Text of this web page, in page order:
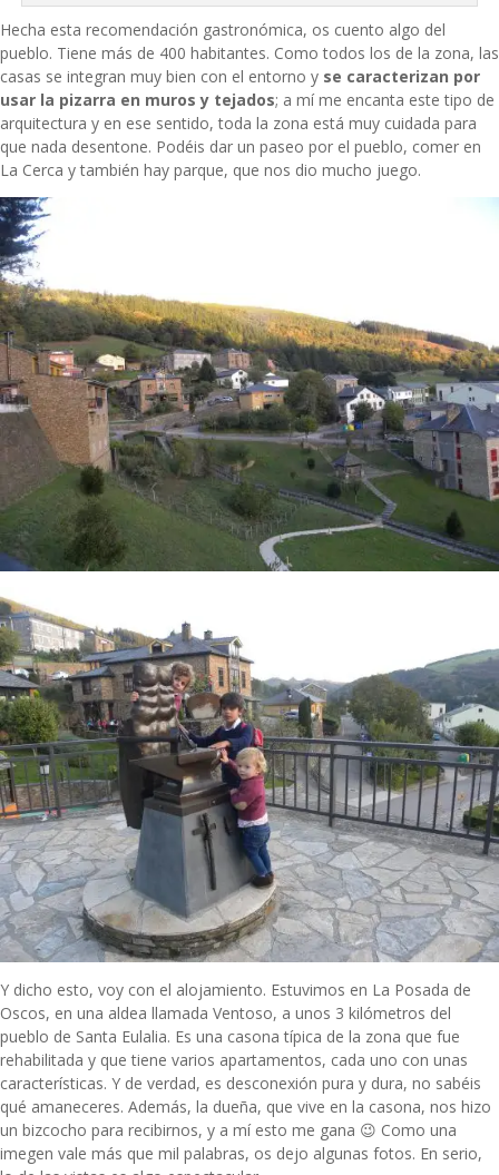
Hecha esta recomendación gastronómica, os cuento algo del
pueblo. Tiene más de 400 habitantes. Como todos los de la zona, las
casas se integran muy bien con el entorno y se caracterizan por
usar la pizarra en muros y tejados; a mí me encanta este tipo de
arquitectura y en ese sentido, toda la zona está muy cuidada para
que nada desentone. Podéis dar un paseo por el pueblo, comer en
La Cerca y también hay parque, que nos dio mucho juego.
Y dicho esto, voy con el alojamiento. Estuvimos en La Posada de
Oscos, en una aldea llamada Ventoso, a unos 3 kilómetros del
pueblo de Santa Eulalia. Es una casona típica de la zona que fue
rehabilitada y que tiene varios apartamentos, cada uno con unas
características. Y de verdad, es desconexión pura y dura, no sabéis
qué amaneceres. Además, la dueña, que vive en la casona, nos hizo
un bizcocho para recibirnos, y a mí esto me gana 😉 Como una
imegen vale más que mil palabras, os dejo algunas fotos. En serio,